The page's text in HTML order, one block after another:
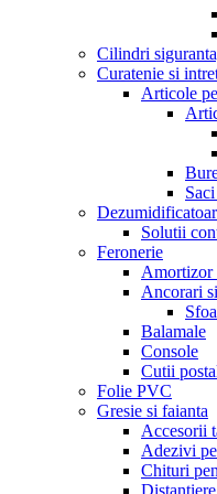
Cilindri
Curatenie si
Articole
Solutii
Feronerie
Amortizor
Ancorari
Balamale
Console
Cutii
Folie PVC
Gresie si faianta
Accesorii
Adezivi
Chituri